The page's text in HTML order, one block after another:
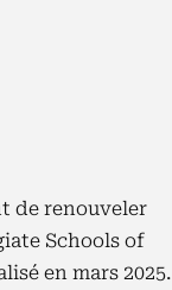
de renouveler
Schools of
en mars 2025.